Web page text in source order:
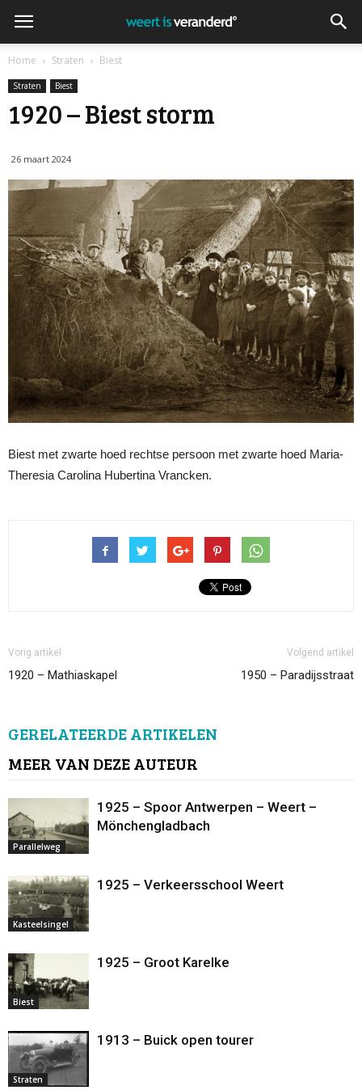
Home Straten Biest
Straten Biest
1920 – Biest storm
26 maart 2024
Biest met zwarte hoed rechtse persoon met zwarte hoed Maria-
Theresia Carolina Hubertina Vrancken.
Vorig artikel
1920 – Mathiaskapel
Volgend artikel
1950 – Paradijsstraat
GERELATEERDE ARTIKELEN
MEER VAN DEZE AUTEUR
Parallelweg
1925 – Spoor Antwerpen – Weert –
Mönchengladbach
Kasteelsingel
1925 – Verkeersschool Weert
Biest
1925 – Groot Karelke
Straten
1913 – Buick open tourer